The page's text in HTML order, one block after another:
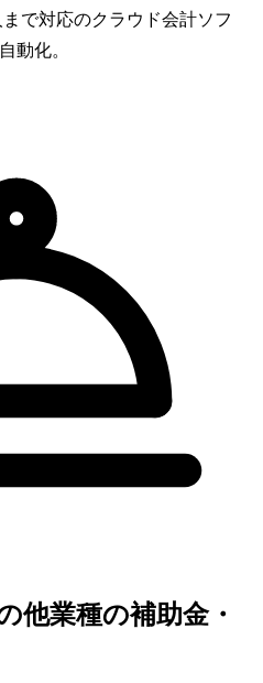
で対応のクラウド会計ソフ
動化。
他業種の補助金・